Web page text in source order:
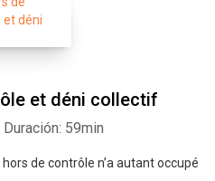
et déni collectif
Duración: 59min
de contrôle n’a autant occupé